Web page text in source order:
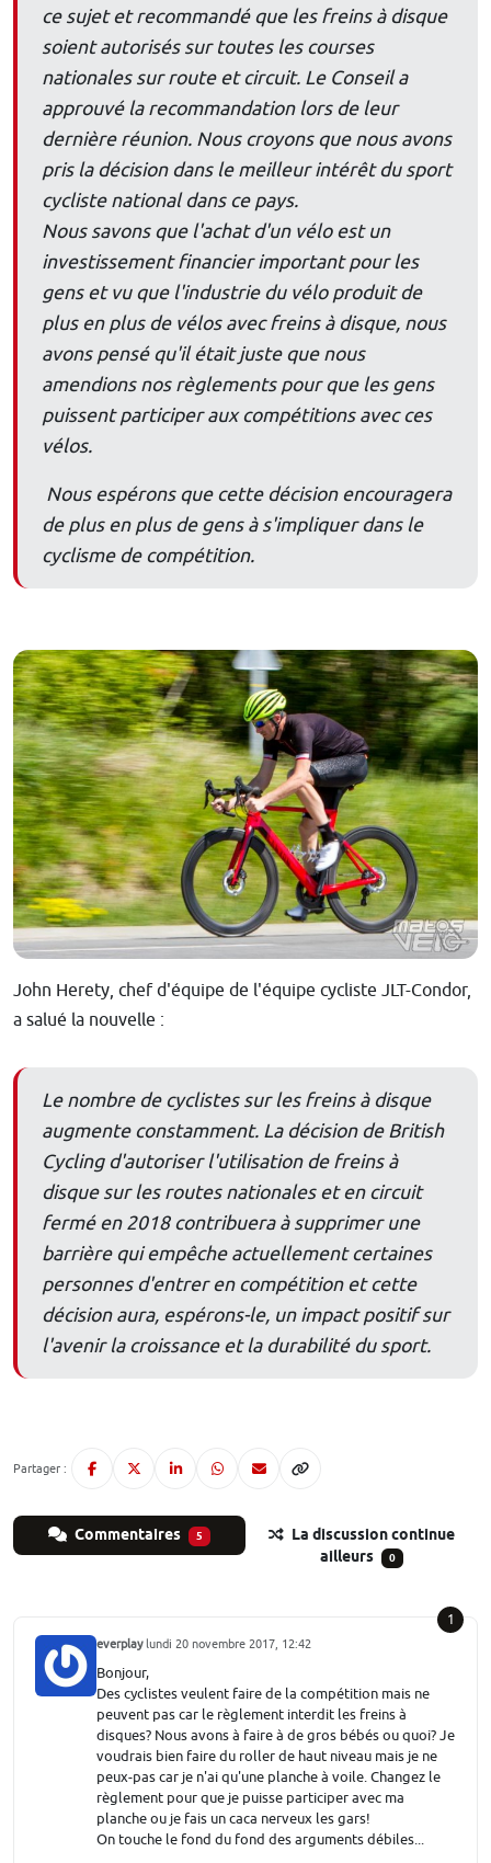
ce sujet et recommandé que les freins à disque
soient autorisés sur toutes les courses
nationales sur route et circuit. Le Conseil a
approuvé la recommandation lors de leur
dernière réunion. Nous croyons que nous avons
pris la décision dans le meilleur intérêt du sport
cycliste national dans ce pays.
Nous savons que l'achat d'un vélo est un
investissement financier important pour les
gens et vu que l'industrie du vélo produit de
plus en plus de vélos avec freins à disque, nous
avons pensé qu'il était juste que nous
amendions nos règlements pour que les gens
puissent participer aux compétitions avec ces
vélos.
Nous espérons que cette décision encouragera
de plus en plus de gens à s'impliquer dans le
cyclisme de compétition.
John Herety, chef d'équipe de l'équipe cycliste JLT-Condor,
a salué la nouvelle :
Le nombre de cyclistes sur les freins à disque
augmente constamment. La décision de British
Cycling d'autoriser l'utilisation de freins à
disque sur les routes nationales et en circuit
fermé en 2018 contribuera à supprimer une
barrière qui empêche actuellement certaines
personnes d'entrer en compétition et cette
décision aura, espérons-le, un impact positif sur
l'avenir la croissance et la durabilité du sport.
Partager :
Commentaires 5
La discussion continue
ailleurs
0
1
everplaylundi 20 novembre 2017, 12:42
Bonjour,
Des cyclistes veulent faire de la compétition mais ne
peuvent pas car le règlement interdit les freins à
disques? Nous avons à faire à de gros bébés ou quoi? Je
voudrais bien faire du roller de haut niveau mais je ne
peux-pas car je n'ai qu'une planche à voile. Changez le
règlement pour que je puisse participer avec ma
planche ou je fais un caca nerveux les gars!
On touche le fond du fond des arguments débiles...